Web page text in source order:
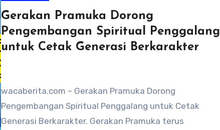
Gerakan Pramuka Dorong
Pengembangan Spiritual Penggalang
untuk Cetak Generasi Berkarakter
wacaberita.com – Gerakan Pramuka Dorong
Pengembangan Spiritual Penggalang untuk Cetak
Generasi Berkarakter. Gerakan Pramuka terus